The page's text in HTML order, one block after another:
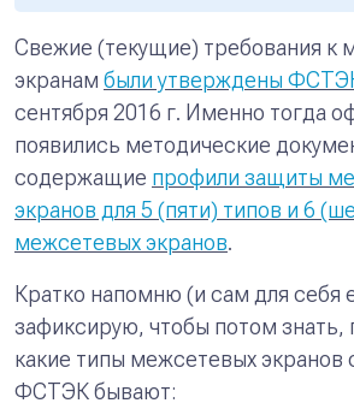
Свежие (текущие) требования к
экранам были утверждены
сентября 2016 г. Именно тогда
появились методические
содержащие профили защиты
экранов для 5 (пяти) типов и 6
межсетевых экранов.
Кратко напомню (и сам для себя
зафиксирую, чтобы потом знать,
какие типы межсетевых экранов
ФСТЭК бывают: